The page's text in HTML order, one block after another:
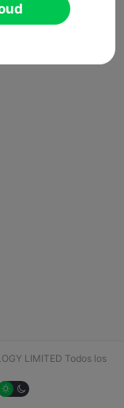
LIMITED Todos los